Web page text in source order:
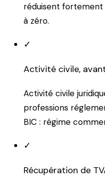
réduisent fortement
à zéro.
✓
Activité civile,
Activité civile
professions
BIC : régime
✓
Récupération de